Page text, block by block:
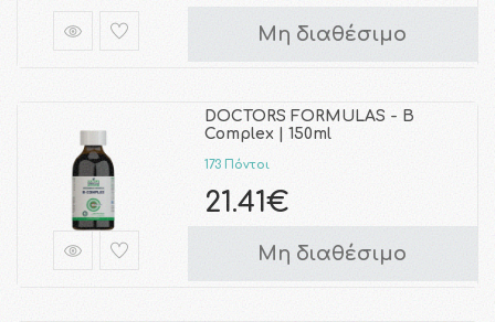
Μη διαθέσιμο
DOCTORS FORMULAS - B
Complex | 150ml
173 Πόντοι
21.41€
Μη διαθέσιμο